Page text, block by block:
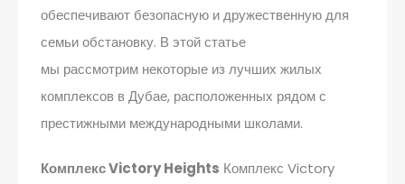
обеспечивают безопасную и дружественную для
семьи обстановку. В этой статье
мы рассмотрим некоторые из лучших жилых
комплексов в Дубае, расположенных рядом с
престижными международными школами.
Комплекс Victory Heights Комплекс Victory